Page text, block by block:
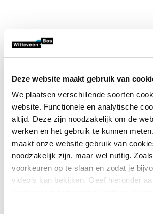
Deze website maakt gebruik van
We plaatsen verschillende soorten
website. Functionele en analytische
altijd. Deze zijn noodzakelijk om de
werken en het gebruik te kunnen
maakt onze website gebruik van
noodzakelijk zijn, maar wel nuttig.
voorkeuren op te slaan en zodat je
video’s kan bekijken. Geef hieronder
Meer dan een
een volledig geconnecteerd economisch
daarvoor haar Airport Business District
Dit biedt ruimte voor economische
stedelijke context aanvullend op de
zoals hotels en kantoorgebouwen, en
te ontwikkelen intermodale hub, die alle
de luchthaven met elkaar verbindt.
twee kantoorgebouwen die er vandaag
volgende fase een nieuw hotel en
wordt ook de intermodale hub fysiek